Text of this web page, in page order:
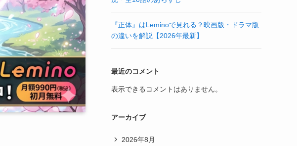
『正体』はLeminoで見れる？映画版・ドラマ版
の違いを解説【2026年最新】
最近のコメント
表示できるコメントはありません。
アーカイブ
2026年8月